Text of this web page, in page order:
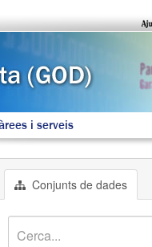
i serveis
Conjunts de dades